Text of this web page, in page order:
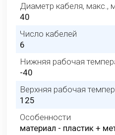
Диаметр кабеля, макс.,
40
Число кабелей
6
Нижняя рабочая
-40
Верхняя рабочая
125
Особенности
материал - пластик +